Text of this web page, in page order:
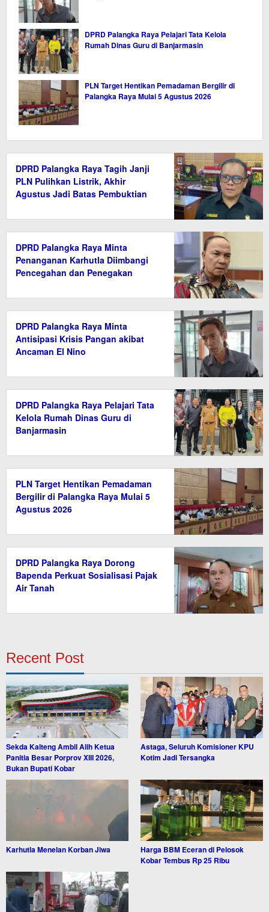
DPRD Palangka Raya Pelajari Tata Kelola
Rumah Dinas Guru di Banjarmasin
PLN Target Hentikan Pemadaman Bergilir di
Palangka Raya Mulai 5 Agustus 2026
DPRD Palangka Raya Tagih Janji
PLN Pulihkan Listrik, Akhir
Agustus Jadi Batas Pembuktian
DPRD Palangka Raya Minta
Penanganan Karhutla Diimbangi
Pencegahan dan Penegakan
DPRD Palangka Raya Minta
Antisipasi Krisis Pangan akibat
Ancaman El Nino
DPRD Palangka Raya Pelajari Tata
Kelola Rumah Dinas Guru di
Banjarmasin
PLN Target Hentikan Pemadaman
Bergilir di Palangka Raya Mulai 5
Agustus 2026
DPRD Palangka Raya Dorong
Bapenda Perkuat Sosialisasi Pajak
Air Tanah
Recent Post
Sekda Kalteng Ambil Alih Ketua
Panitia Besar Porprov XIII 2026,
Bukan Bupati Kobar
Astaga, Seluruh Komisioner KPU
Kotim Jadi Tersangka
Karhutla Menelan Korban Jiwa
Harga BBM Eceran di Pelosok
Kobar Tembus Rp 25 Ribu